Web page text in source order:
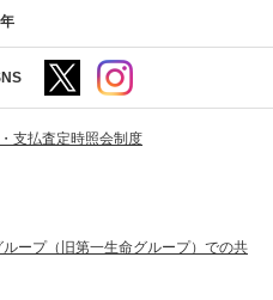
支払査定時照会制度
ープ（旧第一生命グループ）での共